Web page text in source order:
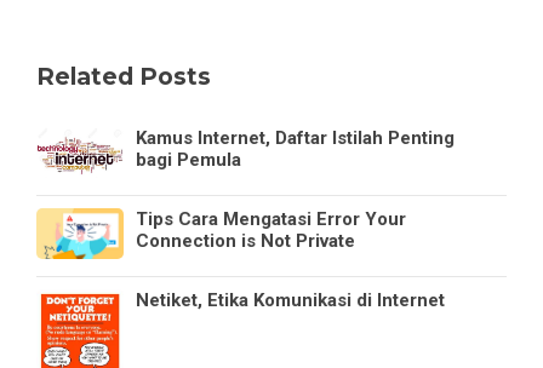
Related Posts
Kamus Internet, Daftar Istilah Penting
bagi Pemula
Tips Cara Mengatasi Error Your
Connection is Not Private
Netiket, Etika Komunikasi di Internet